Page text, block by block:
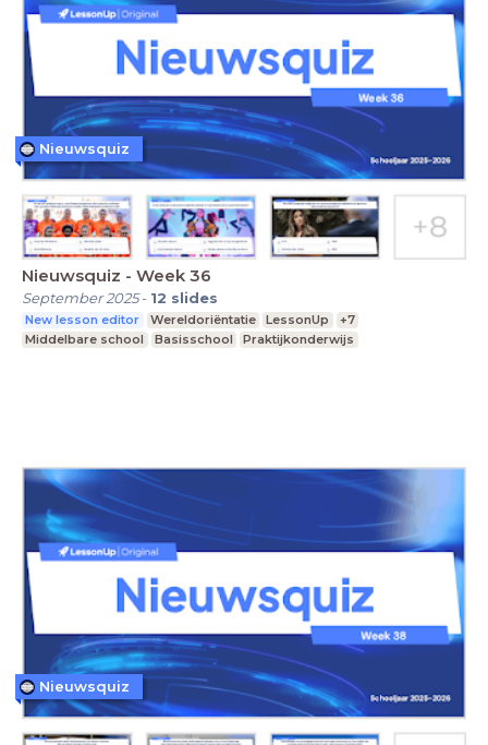
Nieuwsquiz - Week 36
September 2025- 12 slides
New lesson editor Wereldoriëntatie LessonUp
+7
Middelbare school
Basisschool Praktijkonderwijs
Nieuwsquiz
Nieuwsquiz